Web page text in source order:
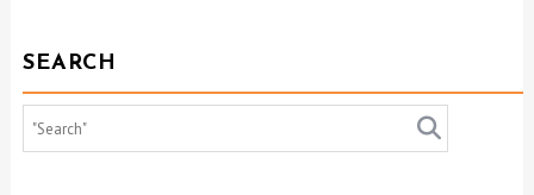
SEARCH